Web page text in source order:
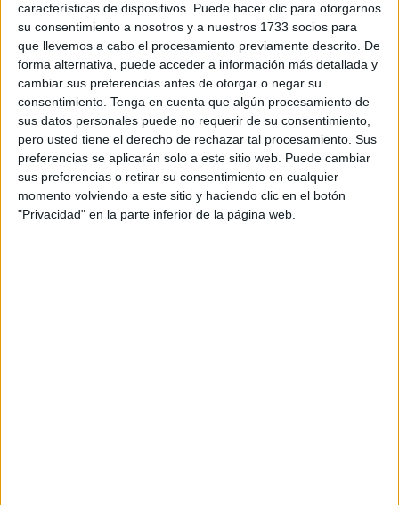
características de dispositivos. Puede hacer clic para otorgarnos
su consentimiento a nosotros y a nuestros 1733 socios para
que llevemos a cabo el procesamiento previamente descrito. De
forma alternativa, puede acceder a información más detallada y
cambiar sus preferencias antes de otorgar o negar su
consentimiento. Tenga en cuenta que algún procesamiento de
sus datos personales puede no requerir de su consentimiento,
pero usted tiene el derecho de rechazar tal procesamiento. Sus
preferencias se aplicarán solo a este sitio web. Puede cambiar
sus preferencias o retirar su consentimiento en cualquier
momento volviendo a este sitio y haciendo clic en el botón
"Privacidad" en la parte inferior de la página web.